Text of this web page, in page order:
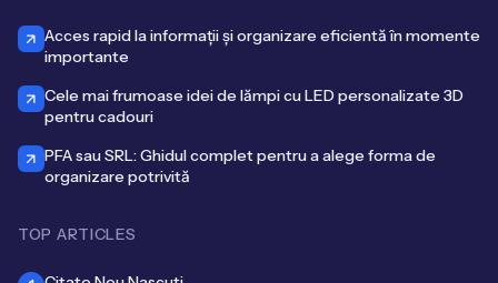
Acces rapid la informații și organizare eficientă în momente
importante
Cele mai frumoase idei de lămpi cu LED personalizate 3D
pentru cadouri
PFA sau SRL: Ghidul complet pentru a alege forma de
organizare potrivită
TOP ARTICLES